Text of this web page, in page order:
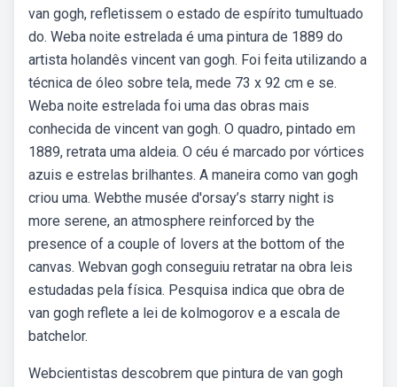
van gogh, refletissem o estado de espírito tumultuado
do. Weba noite estrelada é uma pintura de 1889 do
artista holandês vincent van gogh. Foi feita utilizando a
técnica de óleo sobre tela, mede 73 x 92 cm e se.
Weba noite estrelada foi uma das obras mais
conhecida de vincent van gogh. O quadro, pintado em
1889, retrata uma aldeia. O céu é marcado por vórtices
azuis e estrelas brilhantes. A maneira como van gogh
criou uma. Webthe musée d'orsay’s starry night is
more serene, an atmosphere reinforced by the
presence of a couple of lovers at the bottom of the
canvas. Webvan gogh conseguiu retratar na obra leis
estudadas pela física. Pesquisa indica que obra de
van gogh reflete a lei de kolmogorov e a escala de
batchelor.
Webcientistas descobrem que pintura de van gogh